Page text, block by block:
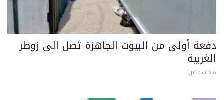
دفعة أولى من البيوت الجاهزة تصل الى زوطر
الغربية
منذ ساعتين